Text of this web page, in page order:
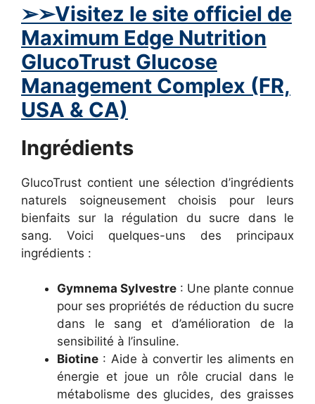
➢➢Visitez le site officiel de
Maximum Edge Nutrition
GlucoTrust Glucose
Management Complex (FR,
USA & CA)
Ingrédients
GlucoTrust contient une sélection d’ingrédients
naturels soigneusement choisis pour leurs
bienfaits sur la régulation du sucre dans le
sang. Voici quelques-uns des principaux
ingrédients :
Gymnema Sylvestre : Une plante connue
pour ses propriétés de réduction du sucre
dans le sang et d’amélioration de la
sensibilité à l’insuline.
Biotine : Aide à convertir les aliments en
énergie et joue un rôle crucial dans le
métabolisme des glucides, des graisses